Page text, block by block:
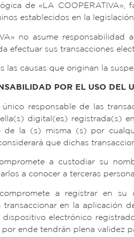
de «LA
establecidos en la
no asume
efectuar sus transacciones
las causas que originan la
POR EL USO DEL
único responsable de las
digital(es) registrada(s)
de la (s) misma (s) por
que dichas
a custodiar su
a conocer a terceras
a registrar en
en la aplicación
dispositivo electrónico
ende tendrán plena validez